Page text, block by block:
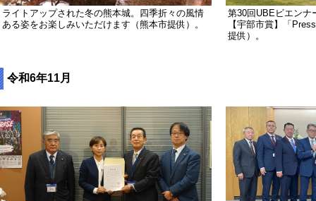
ライトアップされた冬の熊本城。四季折々の風情
ある姿をお楽しみいただけます（熊本市提供）。
第30回UBEビエンナ
【宇部市賞】「
提供）。
令和6年11月